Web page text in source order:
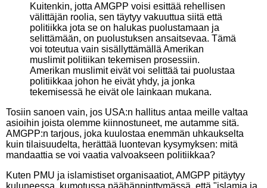
Kuitenkin, jotta AMGPP voisi esittää rehellisen
välittäjän roolia, sen täytyy vakuuttua siitä että
politiikka jota se on halukas puolustamaan ja
selittämään, on puolustuksen ansaitsevaa. Tämä
voi toteutua vain sisällyttämällä Amerikan
muslimit politiikan tekemisen prosessiin.
Amerikan muslimit eivät voi selittää tai puolustaa
politiikkaa johon he eivät yhdy, ja jonka
tekemisessä he eivät ole lainkaan mukana.
Tosiin sanoen vain, jos USA:n hallitus antaa meille valtaa
asioihin joista olemme kiinnostuneet, me autamme sitä.
AMGPP:n tarjous, joka kuulostaa enemmän uhkaukselta
kuin tilaisuudelta, herättää luontevan kysymyksen: mitä
mandaattia se voi vaatia valvoakseen politiikkaa?
Kuten PMU ja islamistiset organisaatiot, AMGPP pitäytyy
kuluneessa, kumotussa päähänpinttymässä, että "islamia ja